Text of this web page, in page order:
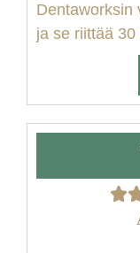
Dentaworksin
ja se riittää